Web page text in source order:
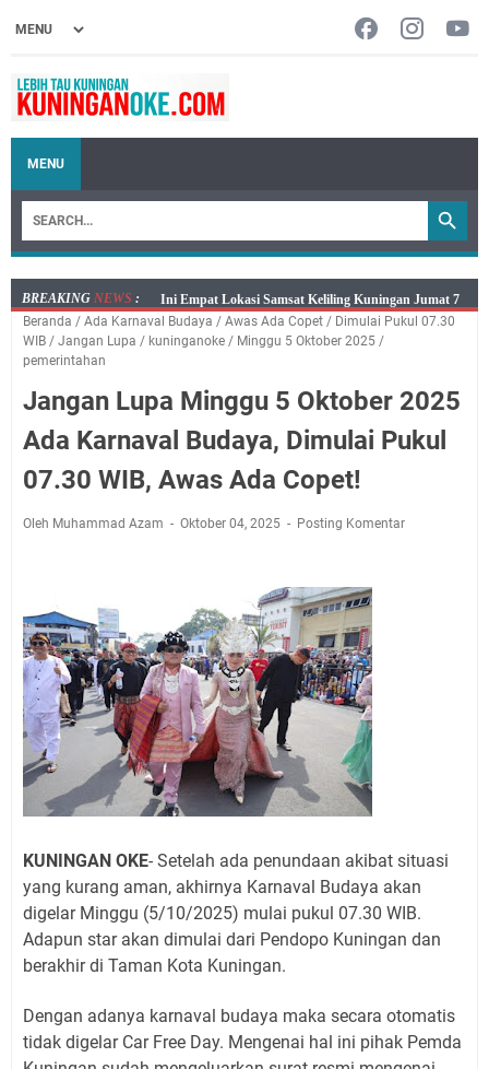
MENU
BREAKING NEWS :
Jumat 7 Agustus 2026 Mobil SIM Keliling Ada di
Kecamatan Sindangagung
Kelaparan Meskipun Memiliki Sekarung Penuh Uang
Salat Lima Waktu itu Bukan Cuma Kewajiban, Tapi
Jadwal Salat Wilayah Kuningan Jumat 7 Agustus 2026
Nobar Final Piala Presiden 2026 Bersama Kebo Bule
Polres Kuningan dan PAM Tirta Kamuning Salurakan
12 Ribu Liter
Uniku Jadi Tuan Rumah Pendampingan Penyusunan
Dokumen SPMI
Sudahkah Kita Merdeka Dari Hawa Nafsu?
Info Sembako di Pasar Kepuh Kuningan Kamis 6
Agustus 2026, Daging Naik, Telur Turun
Agenda Kegiatan Bupati Kuningan Jumat 7 Agustus
2026 Ada Tiga, Tapi yang Bakal Dihadiri Hanya Satu
Beranda / Ada Karnaval Budaya / Awas Ada Copet / Dimulai Pukul 07.30
WIB / Jangan Lupa / kuninganoke / Minggu 5 Oktober 2025 /
pemerintahan
Jangan Lupa Minggu 5 Oktober 2025
Ada Karnaval Budaya, Dimulai Pukul
07.30 WIB, Awas Ada Copet!
Oleh Muhammad Azam Oktober 04, 2025 Posting Komentar
KUNINGAN OKE- Setelah ada penundaan akibat situasi
yang kurang aman, akhirnya Karnaval Budaya akan
digelar Minggu (5/10/2025) mulai pukul 07.30 WIB.
Adapun star akan dimulai dari Pendopo Kuningan dan
berakhir di Taman Kota Kuningan.
Dengan adanya karnaval budaya maka secara otomatis
tidak digelar Car Free Day. Mengenai hal ini pihak Pemda